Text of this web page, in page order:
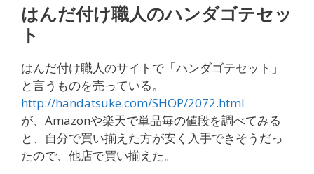
はんだ付け職人のハンダゴテセッ
ト
はんだ付け職人のサイトで「ハンダゴテセット」
と言うものを売っている。
http://handatsuke.com/SHOP/2072.html
が、Amazonや楽天で単品毎の値段を調べてみる
と、自分で買い揃えた方が安く入手できそうだっ
たので、他店で買い揃えた。